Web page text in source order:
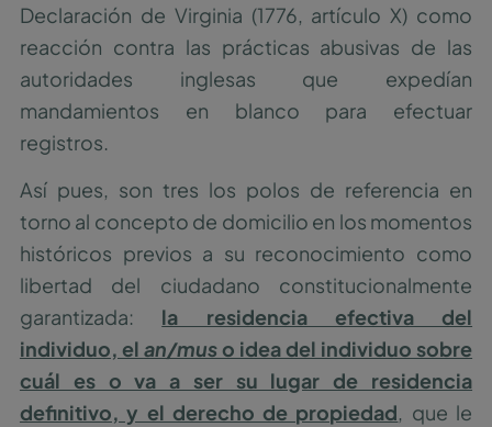
Declaración de Virginia (1776, artículo X) como
reacción contra las prácticas abusivas de las
autoridades inglesas que expedían
mandamientos en blanco para efectuar
registros.
Así pues, son tres los polos de referencia en
torno al concepto de domicilio en los momentos
históricos previos a su reconocimiento como
libertad del ciudadano constitucionalmente
garantizada: la residencia efectiva del
individuo, el an/mus o idea del individuo sobre
cuál es o va a ser su lugar de residencia
definitivo, y el derecho de propiedad, que le